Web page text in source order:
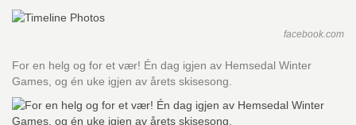
facebook.com
For en helg og for et vær! Én dag igjen av Hemsedal Winter
Games, og én uke igjen av årets skisesong.